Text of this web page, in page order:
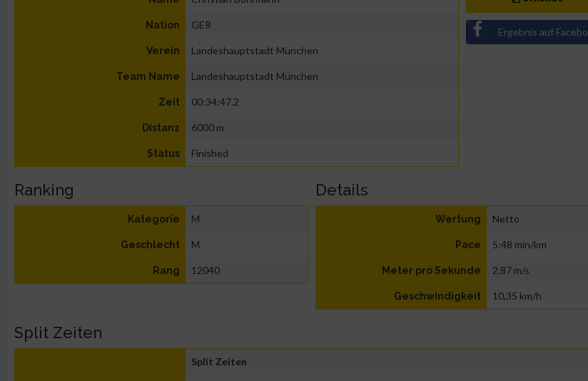
Nation GER
Verein Landeshauptstadt München
Team Name Landeshauptstadt München
Zeit 00:34:47.2
Distanz 6000 m
Status Finished
Ergebnis auf Facebook teilen
Ranking
Kategorie M
Geschlecht M
Rang 12040
Details
Wertung Netto
Pace 5:48 min/km
Meter pro Sekunde 2,87 m/s
Geschwindigkeit 10,35 km/h
Split Zeiten
Split Zeiten